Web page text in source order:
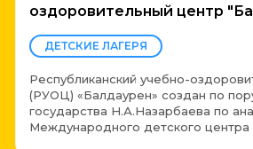
оздоровительный центр
ДЕТСКИЕ ЛАГЕРЯ
Республиканский учебно-
(РУОЦ) «Балдаурен» создан по
государства Н.А.Назарбаева по
Международного детского центра